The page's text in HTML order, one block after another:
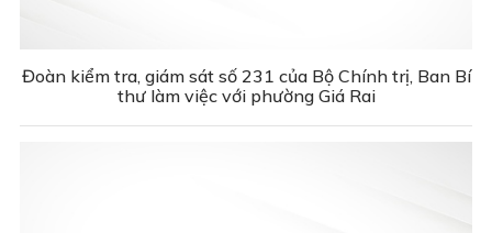
Đoàn kiểm tra, giám sát số 231 của Bộ Chính trị, Ban Bí
thư làm việc với phường Giá Rai